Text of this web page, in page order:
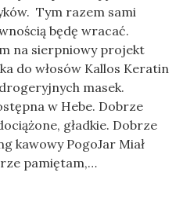
Tym razem sami
będę wracać.
na sierpniowy projekt
do włosów Kallos Keratin
masek.
w Hebe. Dobrze
gładkie. Dobrze
kawowy PogoJar Miał
pamiętam,…